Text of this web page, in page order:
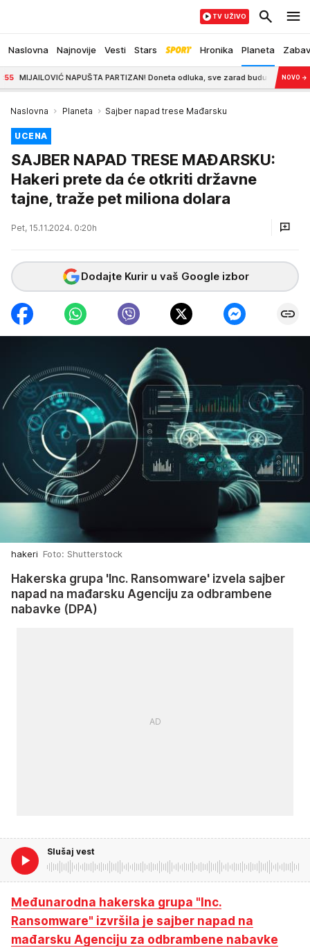
Naslovna Najnovije Vesti Stars Hronika Planeta
TV UŽIVO
NAPUŠTA PARTIZAN! Doneta odluka, sve zarad budućnosti 8:46
NOVO →
Naslovna Planeta Sajber napad trese Mađarsku
UCENA
SAJBER NAPAD TRESE MAĐARSKU:
Hakeri prete da će otkriti državne
tajne, traže pet miliona dolara
Pet, 15.11.2024. 0:20h
Dodajte Kurir u vaš Google izbor
hakeri Foto: Shutterstock
Hakerska grupa 'Inc. Ransomware' izvela sajber
napad na mađarsku Agenciju za odbrambene
nabavke (DPA)
Slušaj vest
Međunarodna hakerska grupa "Inc.
Ransomware" izvršila je sajber napad na
mađarsku Agenciju za odbrambene nabavke